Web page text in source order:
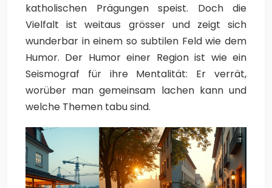
katholischen Prägungen speist. Doch die
Vielfalt ist weitaus grösser und zeigt sich
wunderbar in einem so subtilen Feld wie dem
Humor. Der Humor einer Region ist wie ein
Seismograf für ihre Mentalität: Er verrät,
worüber man gemeinsam lachen kann und
welche Themen tabu sind.